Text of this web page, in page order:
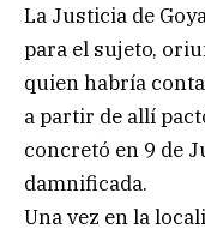
La Justicia de
para el sujeto,
quien habría
a partir de allí
concretó en 9 de
damnificada.
Una vez en la